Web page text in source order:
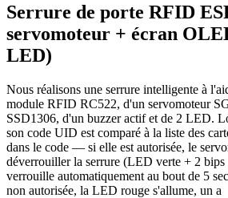
Serrure de porte RFID
servomoteur + écran
LED)
Nous réalisons une serrure intelligente à
module RFID RC522, d'un servomoteur
SSD1306, d'un buzzer actif et de 2 LED.
son code UID est comparé à la liste des
dans le code — si elle est autorisée, le
déverrouiller la serrure (LED verte + 2 bips
verrouille automatiquement au bout de 5
non autorisée, la LED rouge s'allume, un a